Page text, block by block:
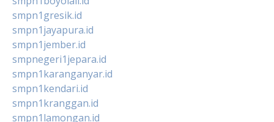
smpn1gresik.id
smpn1jayapura.id
smpn1jember.id
smpnegeri1jepara.id
smpn1karanganyar.id
smpn1kendari.id
smpn1kranggan.id
smpn1lamongan.id